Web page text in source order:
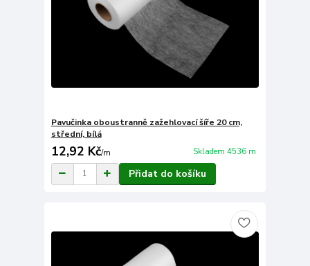
Pavučinka oboustranně zažehlovací šíře 20 cm,
střední, bílá
12,92 Kč/m Skladem 4536 m
Přidat do košíku